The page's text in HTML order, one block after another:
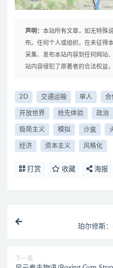
声明： 本站所有文章，如无特殊
布。任何个人或组织，在未征得
采集、发布本站内容到任何网站
站内容侵犯了原著者的合法权益
2D 交通运输 单人 合
开放世界 抢先体验 政治
极简主义 模拟 沙盒
经济 资本主义 风格化
打赏 收藏 海报
珀尔修斯
下一篇